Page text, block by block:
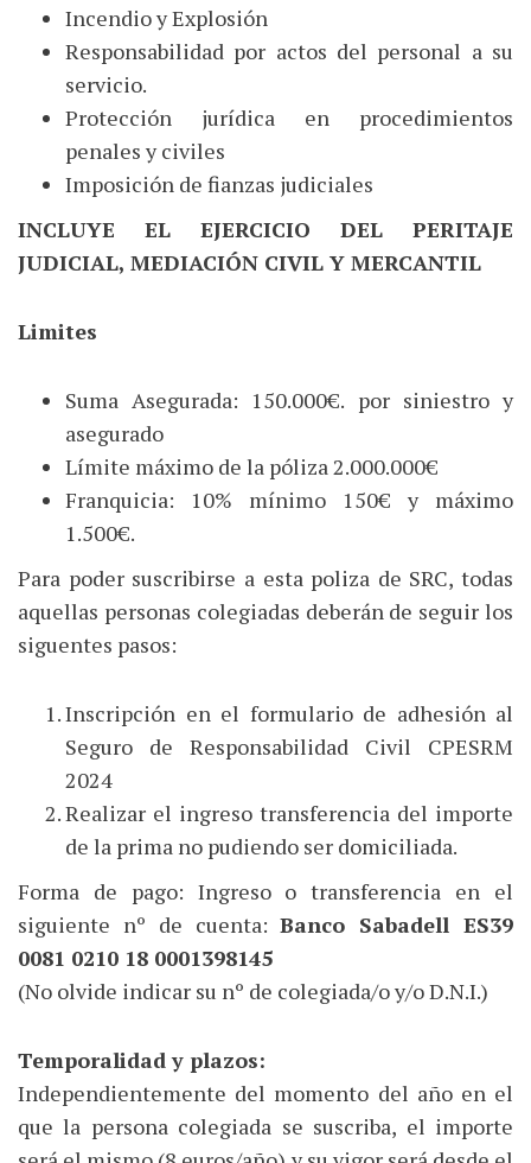
Incendio y Explosión
Responsabilidad por actos del personal a su
servicio.
Protección jurídica en procedimientos
penales y civiles
Imposición de fianzas judiciales
INCLUYE EL EJERCICIO DEL PERITAJE
JUDICIAL, MEDIACIÓN CIVIL Y MERCANTIL
Limites
Suma Asegurada: 150.000€. por siniestro y
asegurado
Límite máximo de la póliza 2.000.000€
Franquicia: 10% mínimo 150€ y máximo
1.500€.
Para poder suscribirse a esta poliza de SRC, todas
aquellas personas colegiadas deberán de seguir los
siguentes pasos:
Inscripción en el formulario de adhesión al
Seguro de Responsabilidad Civil CPESRM
2024
Realizar el ingreso transferencia del importe
de la prima no pudiendo ser domiciliada.
Forma de pago: Ingreso o transferencia en el
siguiente nº de cuenta:Banco Sabadell ES39
0081 0210 18 0001398145
(No olvide indicar su nº de colegiada/o y/o D.N.I.)
Temporalidad y plazos:
Independientemente del momento del año en el
que la persona colegiada se suscriba, el importe